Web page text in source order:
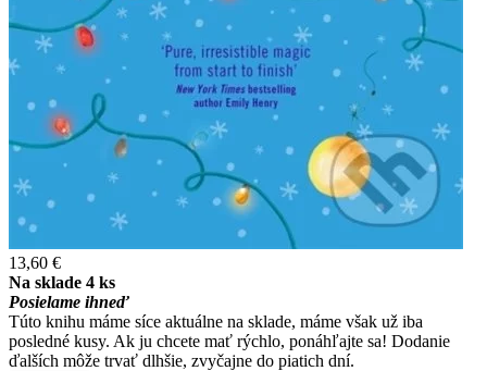
13,60 €
Na sklade 4 ks
Posielame ihneď
Túto knihu máme síce aktuálne na sklade, máme však už iba
posledné kusy. Ak ju chcete mať rýchlo, ponáhľajte sa! Dodanie
ďalších môže trvať dlhšie, zvyčajne do piatich dní.